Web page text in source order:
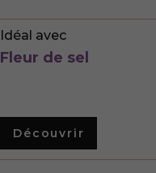
Idéal avec
Fleur de sel
Découvrir